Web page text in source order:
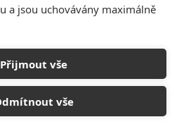
Zcela výjimečná Gerta
Schnirch nebarví hnus českých dějin
Záhada strašidelného
a jsou uchovávány maximálně
Přijmout vše
vše